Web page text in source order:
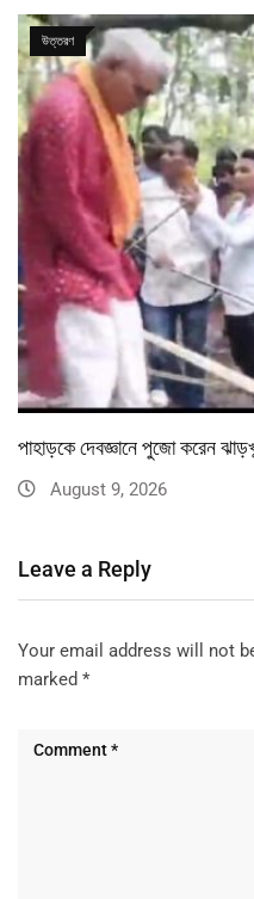
উত্তরণ
পাহাড়কে দেবজ্ঞানে পুজো করেন
August 9, 2026
Leave a Reply
Your email address will not
marked *